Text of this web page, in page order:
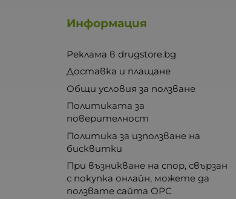
Информация
Реклама в drugstore.bg
Доставка и плащане
Общи условия за ползване
Политиката за
поверителност
Политика за използване на
бисквитки
При възникване на спор, свързан
с покупка онлайн, можете да
ползвате сайта ОРС